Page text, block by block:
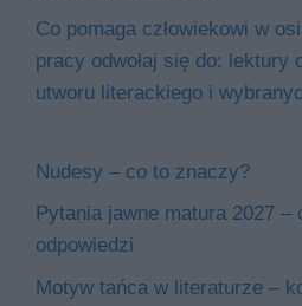
Co pomaga człowiekowi w
pracy odwołaj się do: lektury
utworu literackiego i
Nudesy – co to znaczy?
Pytania jawne matura 2027 –
odpowiedzi
Motyw tańca w literaturze –